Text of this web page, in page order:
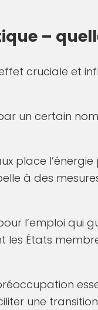
–
cruciale et
un certain
place
à des
l’emploi qui
les États
une